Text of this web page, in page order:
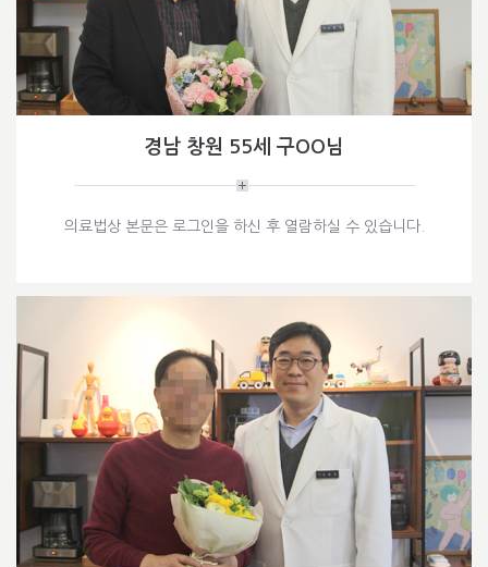
경남 창원 55세 구OO님
의료법상 본문은 로그인을 하신 후 열람하실 수 있습니다.